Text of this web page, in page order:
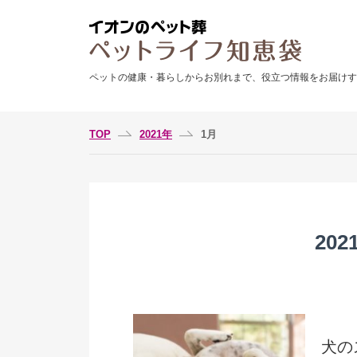
ペットの健康・暮らしからお別れまで、役立つ情報をお届け
TOP 2021年 1月
犬